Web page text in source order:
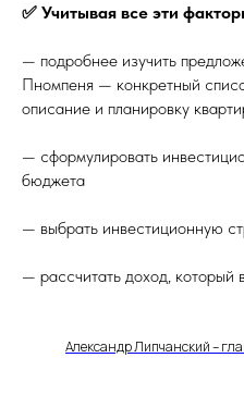
✅ Учитывая все эти
— подробнее изучить
Пномпеня — конкретный
описание и планировку
— сформулировать
бюджета
— выбрать инвестиционную
— рассчитать доход, который
Александр Липчанский –